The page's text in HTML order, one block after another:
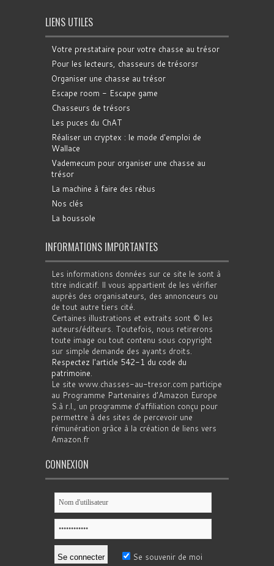
LIENS UTILES
Votre prestataire pour votre chasse au trésor
Pour les lecteurs, chasseurs de trésorsr
Organiser une chasse au trésor
Escape room - Escape game
Chasseurs de trésors
Les puces du ChAT
Réaliser un cryptex : le mode d'emploi de
Wallace
Vademecum pour organiser une chasse au
trésor
La machine à faire des rébus
Nos clés
La boussole
INFORMATIONS IMPORTANTES
Les informations données sur ce site le sont à
titre indicatif. Il vous appartient de les vérifier
auprès des organisateurs, des annonceurs ou
de tout autre tiers cité.
Certaines illustrations et extraits sont © les
auteurs/éditeurs. Toutefois, nous retirerons
toute image ou tout contenu sous copyright
sur simple demande des ayants droits.
Respectez l'article 542-1 du code du
patrimoine
Le site www.chasses-au-tresor.com participe
au Programme Partenaires d’Amazon Europe
S.à r.l., un programme d’affiliation conçu pour
permettre à des sites de percevoir une
rémunération grâce à la création de liens vers
Amazon.fr
CONNEXION
Se souvenir de moi